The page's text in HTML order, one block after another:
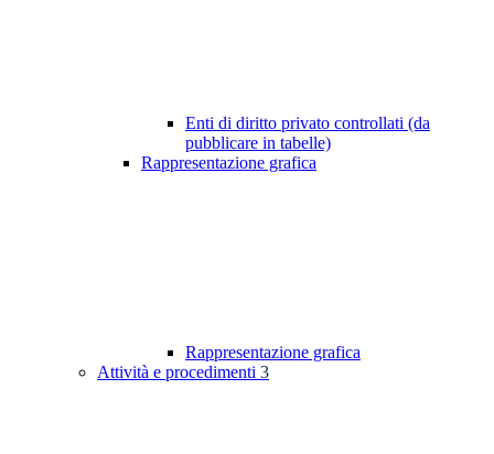
Enti di diritto privato controllati (da
pubblicare in tabelle)
Rappresentazione grafica
Rappresentazione grafica
Attività e procedimenti 3